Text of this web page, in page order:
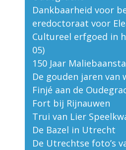
Dankbaarheid voor
eredoctoraat voor
Cultureel erfgoed in
05)
150 Jaar
De gouden jaren van
Finjé aan de
Fort bij Rijnauwen
Trui van Lier
De Bazel in Utrecht
De Utrechtse foto’s